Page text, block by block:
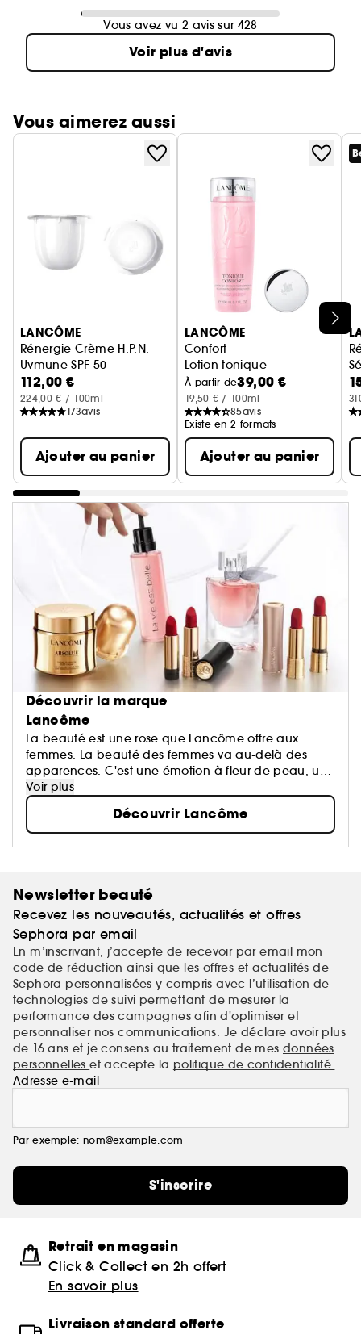
Vous avez vu 2 avis sur 428
Voir plus d'avis
Vous aimerez aussi
LANCÔME
Rénergie Crème H.P.N.
Uvmune SPF 50
Crème anti-âge avec SPF
112,00 €
224,00 € / 100ml
173avis
Ajouter au panier
LANCÔME
Confort
Lotion tonique
À partir de39,00 €
19,50 € / 100ml
85avis
Existe en 2 formats
Ajouter au panier
Découvrir la marque
Lancôme
La beauté est une rose que Lancôme offre aux
femmes. La beauté des femmes va au-delà des
apparences. C'est une émotion à fleur de peau, un
éveil de tous les sens, le reflet d'une harmonie entre
le cœur, le corps et l'esprit...
Voir plus
Découvrir Lancôme
Newsletter beauté
Recevez les nouveautés, actualités et offres
Sephora par email
En m’inscrivant, j’accepte de recevoir par email mon
code de réduction ainsi que les offres et actualités de
Sephora personnalisées y compris avec l’utilisation de
technologies de suivi permettant de mesurer la
performance des campagnes afin d'optimiser et
personnaliser nos communications. Je déclare avoir plus
de 16 ans et je consens au traitement de mes données
personnelleset accepte la politique de confidentialité .
Adresse e-mail
Par exemple: nom@example.com
S'inscrire
Retrait en magasin
Click & Collect en 2h offert
En savoir plus
Livraison standard offerte